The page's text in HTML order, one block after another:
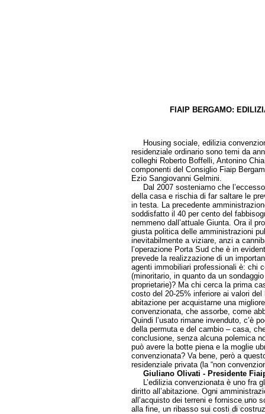
FIAIP BERGAMO:
Housing sociale, edilizia
residenziale ordinario sono temi da
colleghi Roberto Boffelli, Antonino
componenti del Consiglio Fiaip
Ezio Sangiovanni Gelmini.
Dal 2007 sosteniamo che
della casa e rischia di far saltare le
in testa. La precedente
soddisfatto il 40 per cento del
nemmeno dall’attuale Giunta. Ora il
giusta politica delle amministrazioni
inevitabilmente a viziare, anzi a
l’operazione Porta Sud che è in
prevede la realizzazione di un
agenti immobiliari professionali è: chi
(minoritario, in quanto da un
proprietarie)? Ma chi cerca la prima
costo del 20-25% inferiore ai valori
abitazione per acquistarne una
convenzionata, che assorbe, come
Quindi l’usato rimane invenduto, c’è
della permuta e del cambio – casa,
conclusione, senza alcuna polemica
può avere la botte piena e la moglie
convenzionata? Va bene, però a
residenziale privata (la “non
Giuliano Olivati - Presidente
L’edilizia convenzionata è uno fra
diritto all’abitazione. Ogni
all’acquisto dei terreni e fornisce uno
alla fine, un ribasso sui costi di